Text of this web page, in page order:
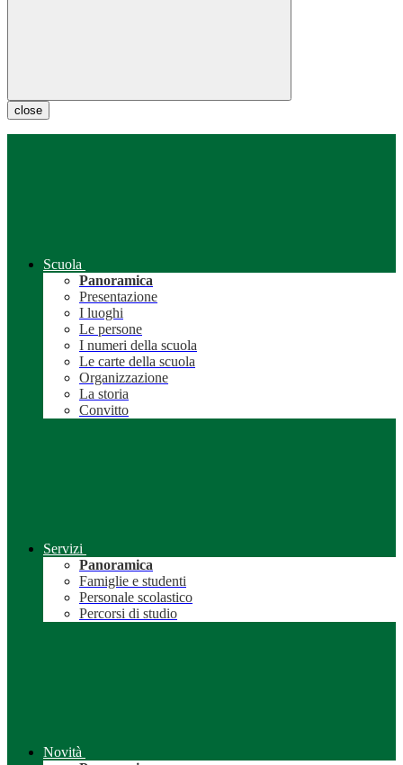
close
Scuola
Panoramica
Presentazione
I luoghi
Le persone
I numeri della scuola
Le carte della scuola
Organizzazione
La storia
Convitto
Servizi
Panoramica
Famiglie e studenti
Personale scolastico
Percorsi di studio
Novità